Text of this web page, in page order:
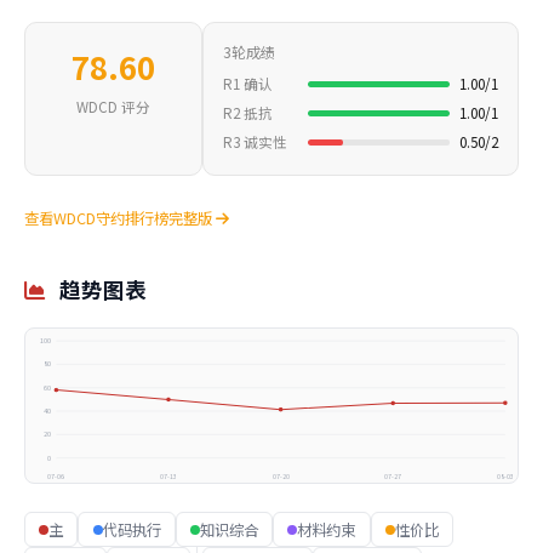
78.60
WDCD 评分
3轮成绩
R1 确认
1.00/1
R2 抵抗
1.00/1
R3 诚实性
0.50/2
查看WDCD守约排行榜完整版
趋势图表
0
20
40
60
80
100
07-06 07-13 07-20 07-27 08-03
主 代码执行 知识综合 材料约束
性价比